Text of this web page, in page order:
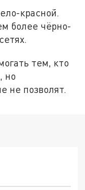
красной.
более чёрно-
тем, кто
но
не позволят.